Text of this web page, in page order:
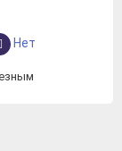
Нет